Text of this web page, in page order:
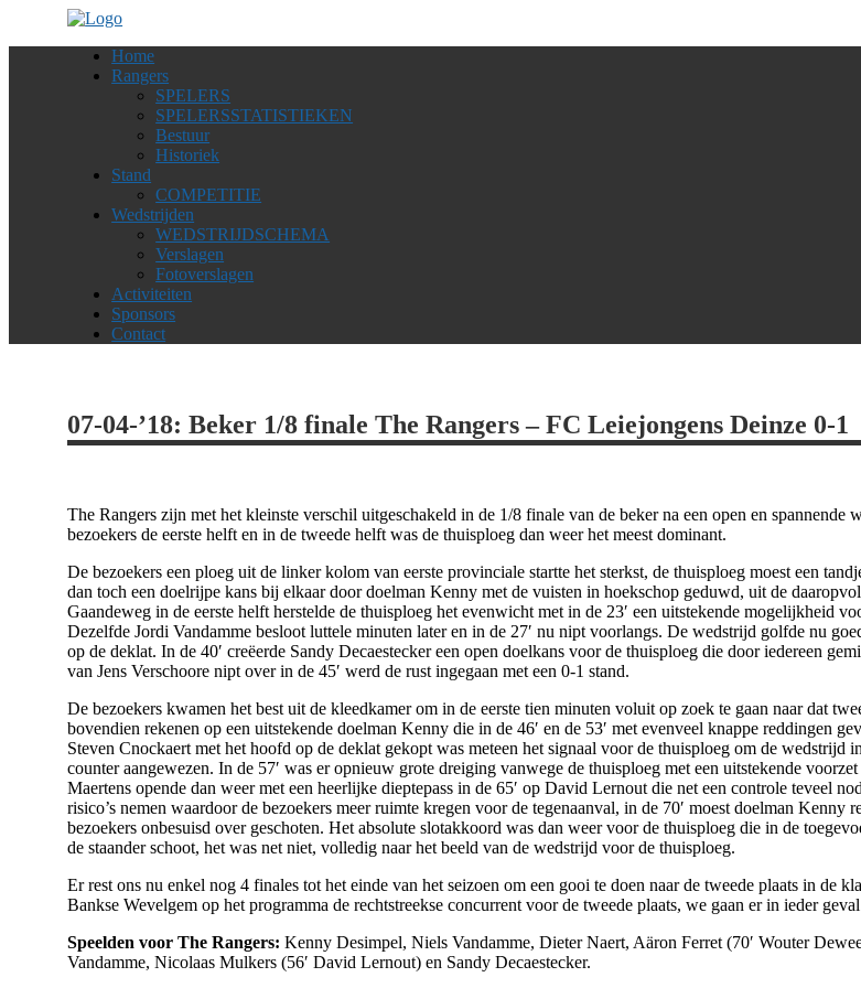
Home
Rangers
SPELERS
SPELERSSTATISTIEKEN
Bestuur
Historiek
Stand
COMPETITIE
Wedstrijden
WEDSTRIJDSCHEMA
Verslagen
Fotoverslagen
Activiteiten
Sponsors
Contact
07-04-’18: Beker 1/8 finale The Rangers – FC Leiejongens Deinze 0-1
The Rangers zijn met het kleinste verschil uitgeschakeld in de 1/8 finale van de beker na een open en
bezoekers de eerste helft en in de tweede helft was de thuisploeg dan weer het meest dominant.
De bezoekers een ploeg uit de linker kolom van eerste provinciale startte het sterkst, de thuisploeg moest een
dan toch een doelrijpe kans bij elkaar door doelman Kenny met de vuisten in hoekschop geduwd, uit de
Gaandeweg in de eerste helft herstelde de thuisploeg het evenwicht met in de 23′ een uitstekende mogelijkheid
Dezelfde Jordi Vandamme besloot luttele minuten later en in de 27′ nu nipt voorlangs. De wedstrijd golfde nu
op de deklat. In de 40′ creëerde Sandy Decaestecker een open doelkans voor de thuisploeg die door iedereen
van Jens Verschoore nipt over in de 45′ werd de rust ingegaan met een 0-1 stand.
De bezoekers kwamen het best uit de kleedkamer om in de eerste tien minuten voluit op zoek te gaan naar dat
bovendien rekenen op een uitstekende doelman Kenny die in de 46′ en de 53′ met evenveel knappe reddingen
Steven Cnockaert met het hoofd op de deklat gekopt was meteen het signaal voor de thuisploeg om de wedstrijd
counter aangewezen. In de 57′ was er opnieuw grote dreiging vanwege de thuisploeg met een uitstekende
Maertens opende dan weer met een heerlijke dieptepass in de 65′ op David Lernout die net een controle teveel
risico’s nemen waardoor de bezoekers meer ruimte kregen voor de tegenaanval, in de 70′ moest doelman
bezoekers onbesuisd over geschoten. Het absolute slotakkoord was dan weer voor de thuisploeg die in de
de staander schoot, het was net niet, volledig naar het beeld van de wedstrijd voor de thuisploeg.
Er rest ons nu enkel nog 4 finales tot het einde van het seizoen om een gooi te doen naar de tweede plaats in de
Bankse Wevelgem op het programma de rechtstreekse concurrent voor de tweede plaats, we gaan er in ieder
Speelden voor The Rangers:Kenny Desimpel, Niels Vandamme, Dieter Naert, Aäron Ferret (70′ Wouter
Vandamme, Nicolaas Mulkers (56′ David Lernout) en Sandy Decaestecker.